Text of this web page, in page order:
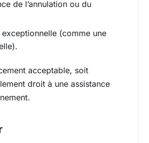
de l’annulation ou du
exceptionnelle (comme une
acceptable, soit
droit à une assistance